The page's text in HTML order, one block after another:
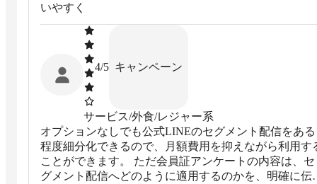
いやすく
4/5 キャンペーン
サービス/外食/レジャー系
オプションなしでも公式LINEのセグメント配信をある
程度細分化できるので、月額費用を抑えながら利用す
ことができます。 ただ会員証アンケートの内容は、セ
グメント配信へどのように適用するのかを、明確に伝